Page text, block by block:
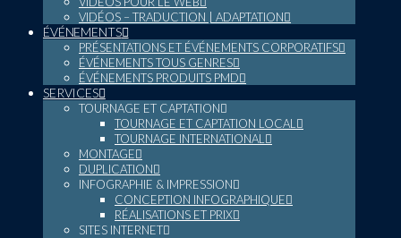
VIDÉOS – TRADUCTION | ADAPTATION
ÉVÉNEMENTS
PRÉSENTATIONS ET ÉVÉNEMENTS CORPORATIFS
ÉVÉNEMENTS TOUS GENRES
ÉVÉNEMENTS PRODUITS PMD
SERVICES
TOURNAGE ET CAPTATION
TOURNAGE ET CAPTATION LOCAL
TOURNAGE INTERNATIONAL
MONTAGE
DUPLICATION
INFOGRAPHIE & IMPRESSION
CONCEPTION INFOGRAPHIQUE
RÉALISATIONS ET PRIX
SITES INTERNET